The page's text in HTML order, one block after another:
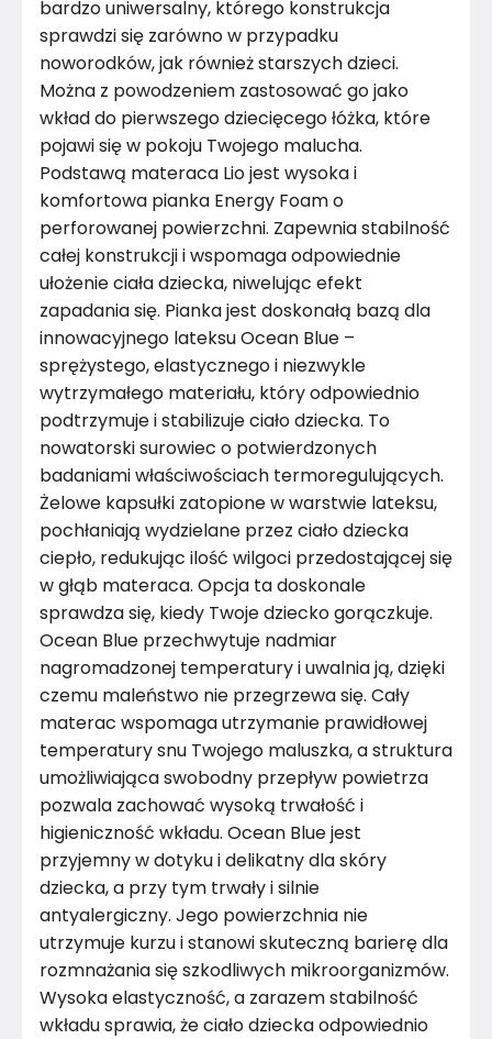
bardzo uniwersalny, którego konstrukcja
sprawdzi się zarówno w przypadku
noworodków, jak również starszych dzieci.
Można z powodzeniem zastosować go jako
wkład do pierwszego dziecięcego łóżka, które
pojawi się w pokoju Twojego malucha.
Podstawą materaca Lio jest wysoka i
komfortowa pianka Energy Foam o
perforowanej powierzchni. Zapewnia stabilność
całej konstrukcji i wspomaga odpowiednie
ułożenie ciała dziecka, niwelując efekt
zapadania się. Pianka jest doskonałą bazą dla
innowacyjnego lateksu Ocean Blue –
sprężystego, elastycznego i niezwykle
wytrzymałego materiału, który odpowiednio
podtrzymuje i stabilizuje ciało dziecka. To
nowatorski surowiec o potwierdzonych
badaniami właściwościach termoregulujących.
Żelowe kapsułki zatopione w warstwie lateksu,
pochłaniają wydzielane przez ciało dziecka
ciepło, redukując ilość wilgoci przedostającej się
w głąb materaca. Opcja ta doskonale
sprawdza się, kiedy Twoje dziecko gorączkuje.
Ocean Blue przechwytuje nadmiar
nagromadzonej temperatury i uwalnia ją, dzięki
czemu maleństwo nie przegrzewa się. Cały
materac wspomaga utrzymanie prawidłowej
temperatury snu Twojego maluszka, a struktura
umożliwiająca swobodny przepływ powietrza
pozwala zachować wysoką trwałość i
higieniczność wkładu. Ocean Blue jest
przyjemny w dotyku i delikatny dla skóry
dziecka, a przy tym trwały i silnie
antyalergiczny. Jego powierzchnia nie
utrzymuje kurzu i stanowi skuteczną barierę dla
rozmnażania się szkodliwych mikroorganizmów.
Wysoka elastyczność, a zarazem stabilność
wkładu sprawia, że ciało dziecka odpowiednio